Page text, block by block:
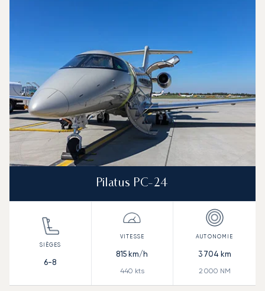
Pilatus PC-24
6-8
815 km/h
440 kts
3 704 km
2 000 NM